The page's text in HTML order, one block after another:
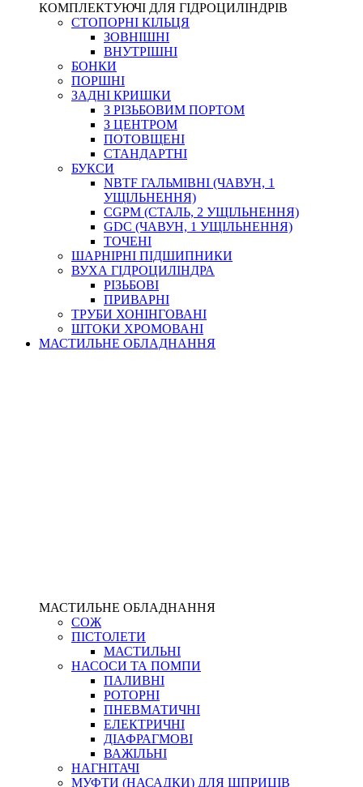
КОМПЛЕКТУЮЧІ ДЛЯ ГІДРОЦИЛІНДРІВ
СТОПОРНІ КІЛЬЦЯ
ЗОВНІШНІ
ВНУТРІШНІ
БОНКИ
ПОРШНІ
ЗАДНІ КРИШКИ
З РІЗЬБОВИМ ПОРТОМ
З ЦЕНТРОМ
ПОТОВЩЕНІ
СТАНДАРТНІ
БУКСИ
NBTF ГАЛЬМІВНІ (ЧАВУН, 1
УЩІЛЬНЕННЯ)
CGPM (СТАЛЬ, 2 УЩІЛЬНЕННЯ)
GDC (ЧАВУН, 1 УЩІЛЬНЕННЯ)
ТОЧЕНІ
ШАРНІРНІ ПІДШИПНИКИ
ВУХА ГІДРОЦИЛІНДРА
РІЗЬБОВІ
ПРИВАРНІ
ТРУБИ ХОНІНГОВАНІ
ШТОКИ ХРОМОВАНІ
МАСТИЛЬНЕ ОБЛАДНАННЯ
МАСТИЛЬНЕ ОБЛАДНАННЯ
СОЖ
ПІСТОЛЕТИ
МАСТИЛЬНІ
НАСОСИ ТА ПОМПИ
ПАЛИВНІ
РОТОРНІ
ПНЕВМАТИЧНІ
ЕЛЕКТРИЧНІ
ДІАФРАГМОВІ
ВАЖІЛЬНІ
НАГНІТАЧІ
МУФТИ (НАСАДКИ) ДЛЯ ШПРИЦІВ